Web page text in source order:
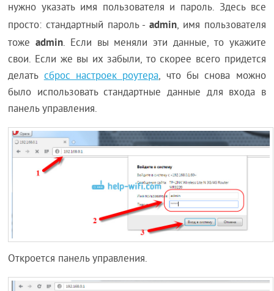
нужно указать имя пользователя и пароль. Здесь все
просто: стандартный пароль -admin, имя пользователя
тожеadmin. Если вы меняли эти данные, то укажите
свои. Если же вы их забыли, то скорее всего придется
делатьсброс настроек роутера, что бы снова можно
было использовать стандартные данные для входа в
панель управления.
Откроется панель управления.